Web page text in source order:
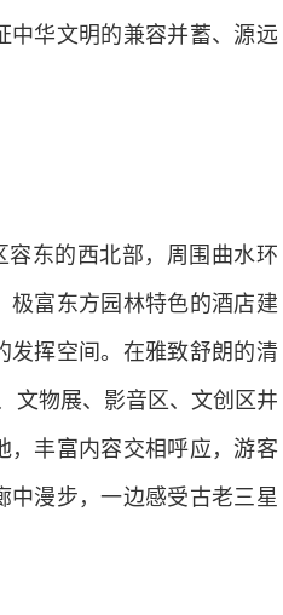
中华文明的兼容并蓄、源远
容东的西北部，周围曲水环
极富东方园林特色的酒店建
发挥空间。在雅致舒朗的清
文物展、影音区、文创区井
，丰富内容交相呼应，游客
中漫步，一边感受古老三星